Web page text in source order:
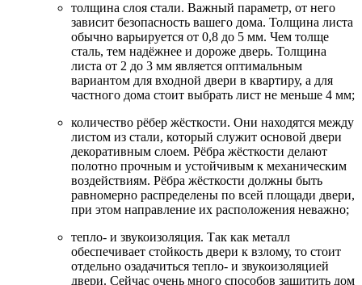
толщина слоя стали. Важный параметр, от него
зависит безопасность вашего дома. Толщина листа
обычно варьируется от 0,8 до 5 мм. Чем толще
сталь, тем надёжнее и дороже дверь. Толщина
листа от 2 до 3 мм является оптимальным
вариантом для входной двери в квартиру, а для
частного дома стоит выбрать лист не меньше 4 мм;
количество рёбер жёсткости. Они находятся между
листом из стали, который служит основой двери
декоративным слоем. Рёбра жёсткости делают
полотно прочным и устойчивым к механическим
воздействиям. Рёбра жёсткости должны быть
равномерно распределены по всей площади двери,
при этом направление их расположения неважно;
тепло- и звукоизоляция. Так как металл
обеспечивает стойкость двери к взлому, то стоит
отдельно озадачиться тепло- и звукоизоляцией
двери. Сейчас очень много способов защитить дом